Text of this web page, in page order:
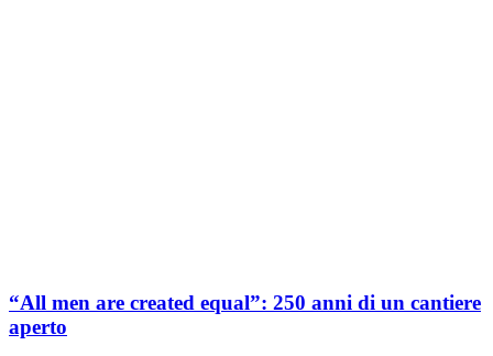
“All men are created equal”: 250 anni di un cantiere
aperto